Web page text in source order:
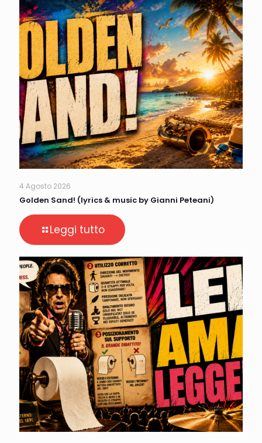
4 Agosto 2026
Golden Sand! (lyrics & music by Gianni Peteani)
Leggi tutto